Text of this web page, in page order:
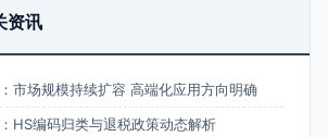
资讯
市场规模持续扩容 高端化应用方向明确
HS编码归类与退税政策动态解析